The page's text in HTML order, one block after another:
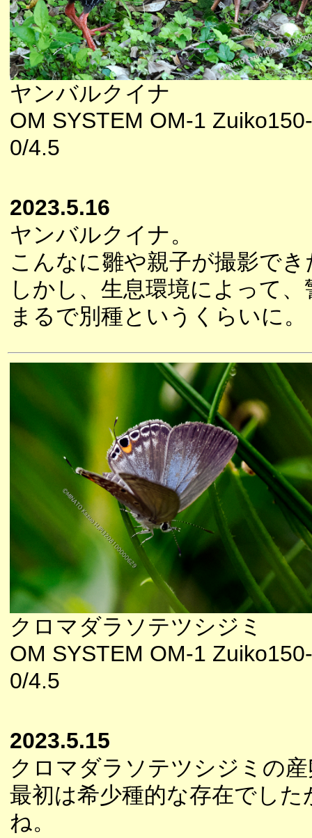
ヤンバルクイナ
OM SYSTEM OM-1
0/4.5
2023.5.16
ヤンバルクイナ。
こんなに雛や親子が撮影で
しかし、生息環境によって
まるで別種というくらいに。
クロマダラソテツシジミ
OM SYSTEM OM-1
0/4.5
2023.5.15
クロマダラソテツシジミの
最初は希少種的な存在でし
ね。